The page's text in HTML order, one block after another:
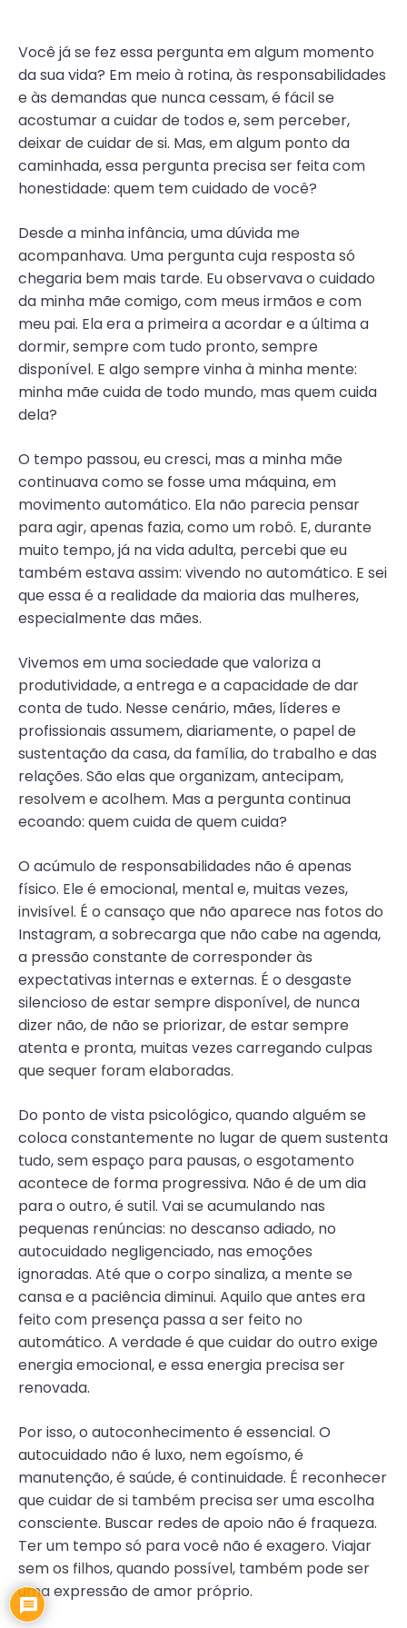
Você já se fez essa pergunta em algum momento
da sua vida? Em meio à rotina, às responsabilidades
e às demandas que nunca cessam, é fácil se
acostumar a cuidar de todos e, sem perceber,
deixar de cuidar de si. Mas, em algum ponto da
caminhada, essa pergunta precisa ser feita com
honestidade: quem tem cuidado de você?
Desde a minha infância, uma dúvida me
acompanhava. Uma pergunta cuja resposta só
chegaria bem mais tarde. Eu observava o cuidado
da minha mãe comigo, com meus irmãos e com
meu pai. Ela era a primeira a acordar e a última a
dormir, sempre com tudo pronto, sempre
disponível. E algo sempre vinha à minha mente:
minha mãe cuida de todo mundo, mas quem cuida
dela?
O tempo passou, eu cresci, mas a minha mãe
continuava como se fosse uma máquina, em
movimento automático. Ela não parecia pensar
para agir, apenas fazia, como um robô. E, durante
muito tempo, já na vida adulta, percebi que eu
também estava assim: vivendo no automático. E sei
que essa é a realidade da maioria das mulheres,
especialmente das mães.
Vivemos em uma sociedade que valoriza a
produtividade, a entrega e a capacidade de dar
conta de tudo. Nesse cenário, mães, líderes e
profissionais assumem, diariamente, o papel de
sustentação da casa, da família, do trabalho e das
relações. São elas que organizam, antecipam,
resolvem e acolhem. Mas a pergunta continua
ecoando: quem cuida de quem cuida?
O acúmulo de responsabilidades não é apenas
físico. Ele é emocional, mental e, muitas vezes,
invisível. É o cansaço que não aparece nas fotos do
Instagram, a sobrecarga que não cabe na agenda,
a pressão constante de corresponder às
expectativas internas e externas. É o desgaste
silencioso de estar sempre disponível, de nunca
dizer não, de não se priorizar, de estar sempre
atenta e pronta, muitas vezes carregando culpas
que sequer foram elaboradas.
Do ponto de vista psicológico, quando alguém se
coloca constantemente no lugar de quem sustenta
tudo, sem espaço para pausas, o esgotamento
acontece de forma progressiva. Não é de um dia
para o outro, é sutil. Vai se acumulando nas
pequenas renúncias: no descanso adiado, no
autocuidado negligenciado, nas emoções
ignoradas. Até que o corpo sinaliza, a mente se
cansa e a paciência diminui. Aquilo que antes era
feito com presença passa a ser feito no
automático. A verdade é que cuidar do outro exige
energia emocional, e essa energia precisa ser
renovada.
Por isso, o autoconhecimento é essencial. O
autocuidado não é luxo, nem egoísmo, é
manutenção, é saúde, é continuidade. É reconhecer
que cuidar de si também precisa ser uma escolha
consciente. Buscar redes de apoio não é fraqueza.
Ter um tempo só para você não é exagero. Viajar
sem os filhos, quando possível, também pode ser
uma expressão de amor próprio.